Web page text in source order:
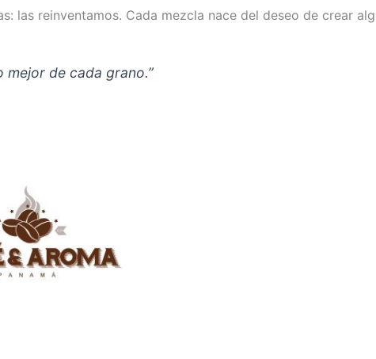
las reinventamos. Cada mezcla nace del deseo de crear
mejor de cada grano.”